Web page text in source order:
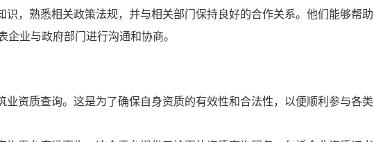
，熟悉相关政策法规，并与相关部门保持良好的合作关系。他们能够帮助
业与政府部门进行沟通和协商。
资质查询。这是为了确保自身资质的有效性和合法性，以便顺利参与各类